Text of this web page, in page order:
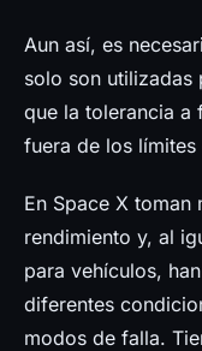
Aun así, es
solo son utilizadas
que la tolerancia a
fuera de los límites
En Space X
rendimiento y, al
para vehículos,
diferentes
modos de falla.